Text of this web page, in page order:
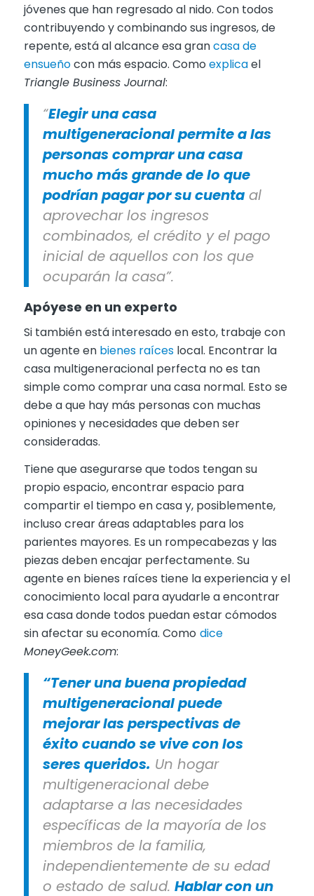
jóvenes que han regresado al nido. Con todos
contribuyendo y combinando sus ingresos, de
repente, está al alcance esa grancasa de
ensueñocon más espacio. Como explicael
Triangle Business Journal:
“Elegir una casa
multigeneracional permite a las
personas comprar una casa
mucho más grande de lo que
podrían pagar por su cuentaal
aprovechar los ingresos
combinados, el crédito y el pago
inicial de aquellos con los que
ocuparán la casa”.
Apóyese en un experto
Si también está interesado en esto, trabaje con
un agente en bienes raíceslocal. Encontrar la
casa multigeneracional perfecta no es tan
simple como comprar una casa normal. Esto se
debe a que hay más personas con muchas
opiniones y necesidades que deben ser
consideradas.
Tiene que asegurarse que todos tengan su
propio espacio, encontrar espacio para
compartir el tiempo en casa y, posiblemente,
incluso crear áreas adaptables para los
parientes mayores. Es un rompecabezas y las
piezas deben encajar perfectamente. Su
agente en bienes raíces tiene la experiencia y el
conocimiento local para ayudarle a encontrar
esa casa donde todos puedan estar cómodos
sin afectar su economía. Como dice
MoneyGeek.com:
“Tener una buena propiedad
multigeneracional puede
mejorar las perspectivas de
éxito cuando se vive con los
seres queridos. Un hogar
multigeneracional debe
adaptarse a las necesidades
específicas de la mayoría de los
miembros de la familia,
independientemente de su edad
o estado de salud. Hablar con un